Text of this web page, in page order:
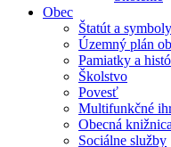
Obec
Štatút a
Územný plán
Pamiatky a
Školstvo
Povesť
Multifunkčné
Obecná knižnica
Sociálne služby